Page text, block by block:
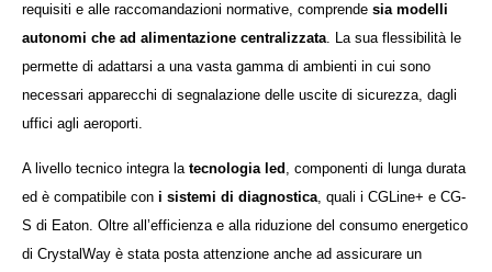
requisiti e alle raccomandazioni normative, comprende sia modelli
autonomi che ad alimentazione centralizzata. La sua flessibilità le
permette di adattarsi a una vasta gamma di ambienti in cui sono
necessari apparecchi di segnalazione delle uscite di sicurezza, dagli
uffici agli aeroporti.
A livello tecnico integra la tecnologia led
, componenti di lunga durata
ed è compatibile con i sistemi di diagnostica , quali i CGLine+ e CG-
S di Eaton. Oltre all’efficienza e alla riduzione del consumo energetico
di CrystalWay è stata posta attenzione anche ad assicurare un